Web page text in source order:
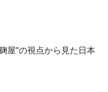
屋”の視点から見た日本